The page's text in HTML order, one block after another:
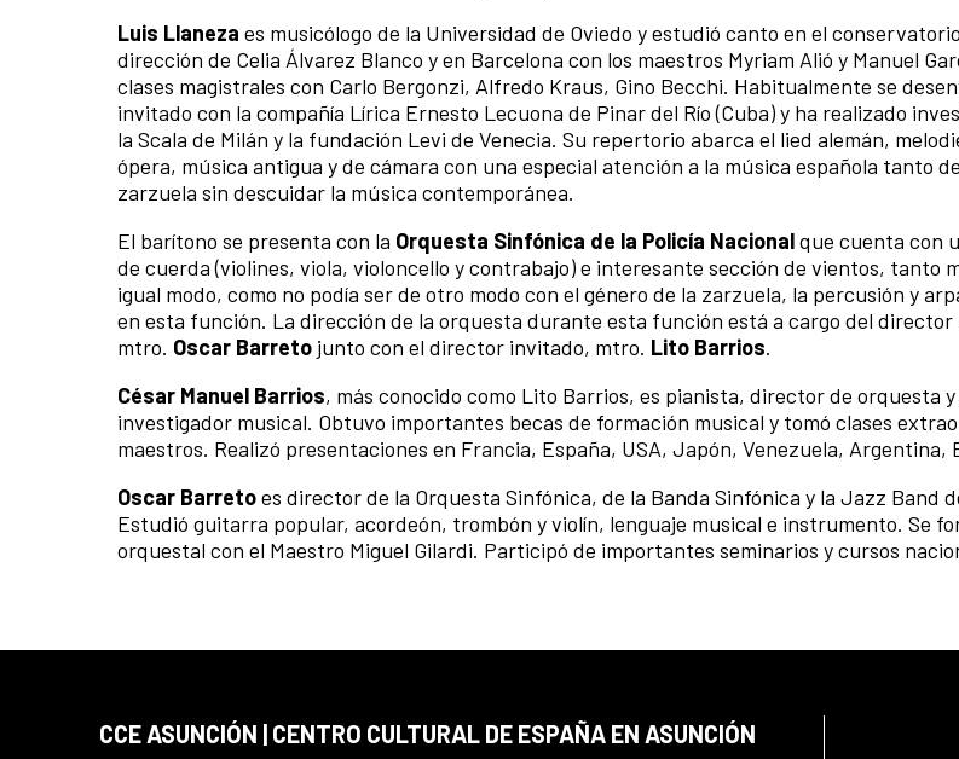
Luis Llaneza es musicólogo de la Universidad de Oviedo y estudió canto en el
dirección de Celia Álvarez Blanco y en Barcelona con los maestros Myriam Alió y Manuel
clases magistrales con Carlo Bergonzi, Alfredo Kraus, Gino Becchi. Habitualmente se
invitado con la compañía Lírica Ernesto Lecuona de Pinar del Río (Cuba) y ha realizado
la Scala de Milán y la fundación Levi de Venecia. Su repertorio abarca el lied alemán,
ópera, música antigua y de cámara con una especial atención a la música española tanto
zarzuela sin descuidar la música contemporánea.
El barítono se presenta con la Orquesta Sinfónica de la Policía Nacionalque cuenta con
de cuerda (violines, viola, violoncello y contrabajo) e interesante sección de vientos, tanto
igual modo, como no podía ser de otro modo con el género de la zarzuela, la percusión y
en esta función. La dirección de la orquesta durante esta función está a cargo del director
mtro. Oscar Barreto junto con el director invitado, mtro. Lito Barrios.
César Manuel Barrios, más conocido como Lito Barrios, es pianista, director de orquesta
investigador musical. Obtuvo importantes becas de formación musical y tomó clases
maestros. Realizó presentaciones en Francia, España, USA, Japón, Venezuela, Argentina,
Oscar Barretoes director de la Orquesta Sinfónica, de la Banda Sinfónica y la Jazz Band
Estudió guitarra popular, acordeón, trombón y violín, lenguaje musical e instrumento. Se
orquestal con el Maestro Miguel Gilardi. Participó de importantes seminarios y cursos
CCE ASUNCIÓN | CENTRO CULTURAL DE ESPAÑA EN ASUNCIÓN